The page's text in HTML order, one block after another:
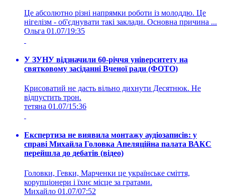
Це абсолютно різні напрямки роботи із молоддю. Це
нігелізм - об'єднувати такі заклади. Основна причина ...
Ольга 01.07/19:35
У ЗУНУ відзначили 60-річчя університету на
святковому засіданні Вченої ради (ФОТО)
Крисоватий не дасть вільно дихнути Десятнюк. Не
відпустить трон.
тетяна 01.07/15:36
Експертиза не виявила монтажу аудіозаписів: у
справі Михайла Головка Апеляційна палата ВАКС
перейшла до дебатів (відео)
Головки, Гевки, Марченки це українське сміття,
корупціонери і їхнє місце за гратами.
Михайло 01.07/07:52